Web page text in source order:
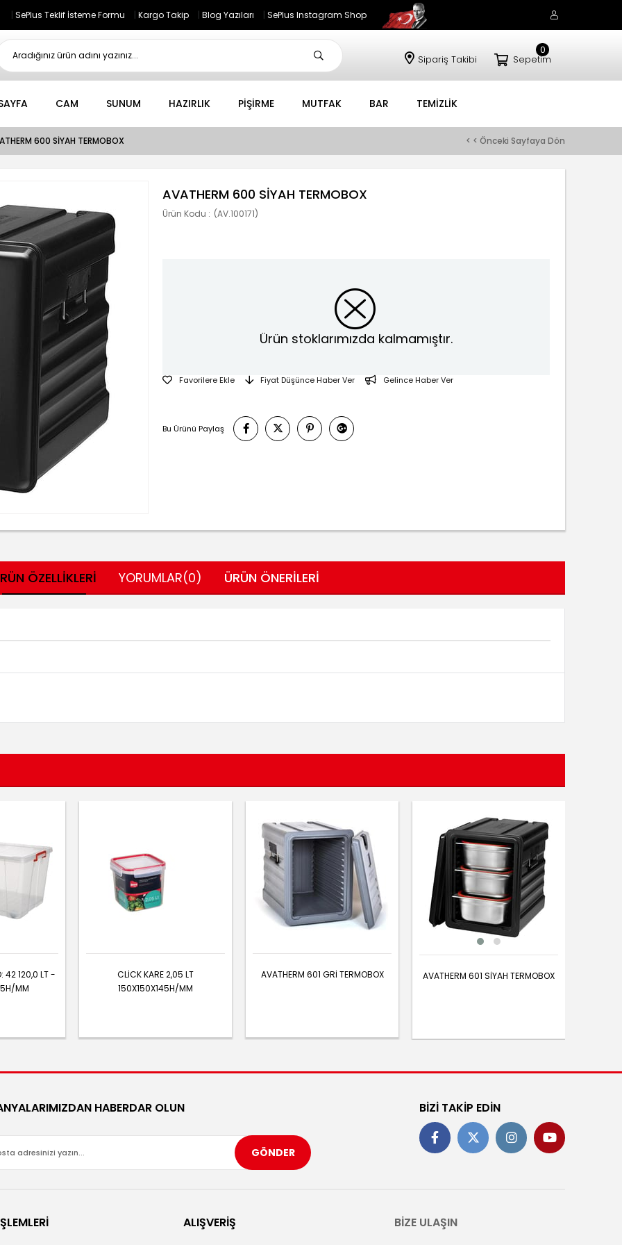
SePlus Teklif İsteme Formu Kargo Takip Blog Yazıları SePlus Instagram Shop
Sepetim
0
Sipariş Takibi
CAM SUNUM HAZIRLIK PİŞİRME MUTFAK BAR TEMİZLİK
600 SİYAH TERMOBOX < < Önceki Sayfaya Dön
AVATHERM 600 SİYAH TERMOBOX
(AV.100171)
Ürün stoklarımızda kalmamıştır.
Favorilere Ekle Fiyat Düşünce Haber Ver Gelince Haber Ver
Bu Ürünü Paylaş
ÖZELLIKLERI YORUMLAR(0) ÜRÜN ÖNERILERI
42 120,0 LT -
MM
CLİCK KARE 2,05 LT
150X150X145H/MM
AVATHERM 601 GRİ TERMOBOX AVATHERM 601 SİYAH TERMOBOX
HABERDAR OLUN
GÖNDER
BİZİ TAKİP EDİN
ALIŞVERİŞ BİZE ULAŞIN